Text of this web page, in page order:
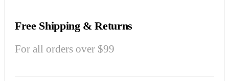
Free Shipping & Returns
For all orders over $99